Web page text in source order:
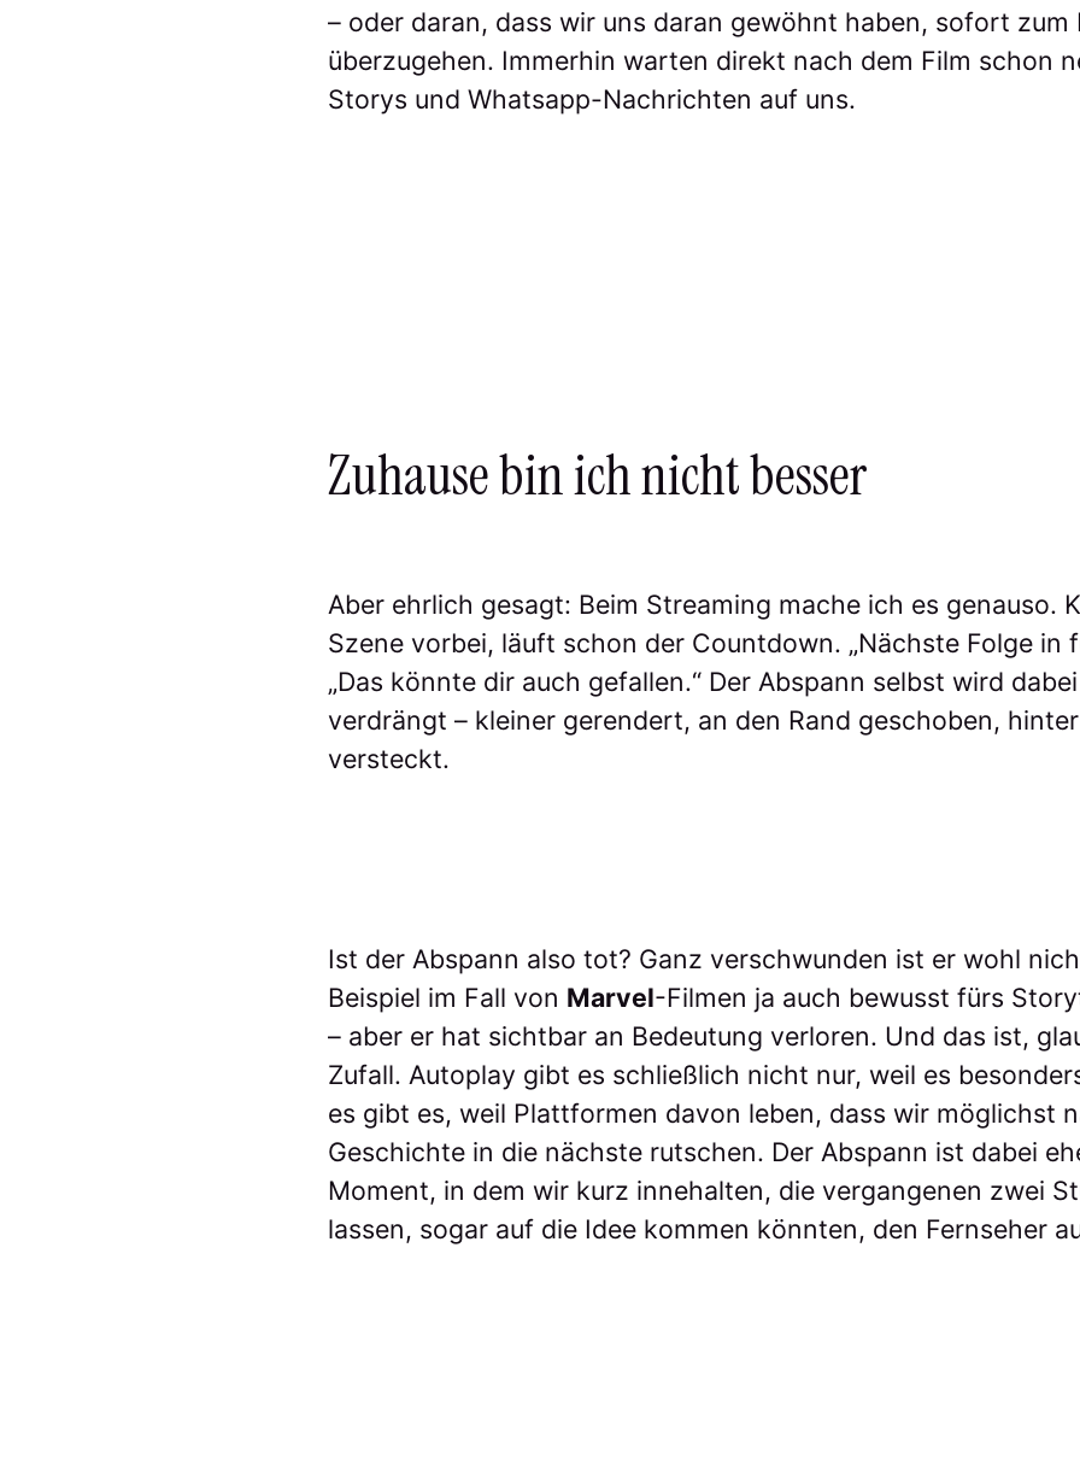
– oder daran, dass wir uns daran gewöhnt haben, sofort zum
überzugehen. Immerhin warten direkt nach dem Film schon
Storys und Whatsapp-Nachrichten auf uns.
Zuhause bin ich nicht besser
Aber ehrlich gesagt: Beim Streaming mache ich es genauso.
Szene vorbei, läuft schon der Countdown. „Nächste Folge in
„Das könnte dir auch gefallen.“ Der Abspann selbst wird
verdrängt – kleiner gerendert, an den Rand geschoben,
versteckt.
Ist der Abspann also tot? Ganz verschwunden ist er wohl
Beispiel im Fall von Marvel-Filmen ja auch bewusst fürs
– aber er hat sichtbar an Bedeutung verloren. Und das ist,
Zufall. Autoplay gibt es schließlich nicht nur, weil es
es gibt es, weil Plattformen davon leben, dass wir möglichst
Geschichte in die nächste rutschen. Der Abspann ist dabei
Moment, in dem wir kurz innehalten, die vergangenen zwei
lassen, sogar auf die Idee kommen könnten, den Fernseher